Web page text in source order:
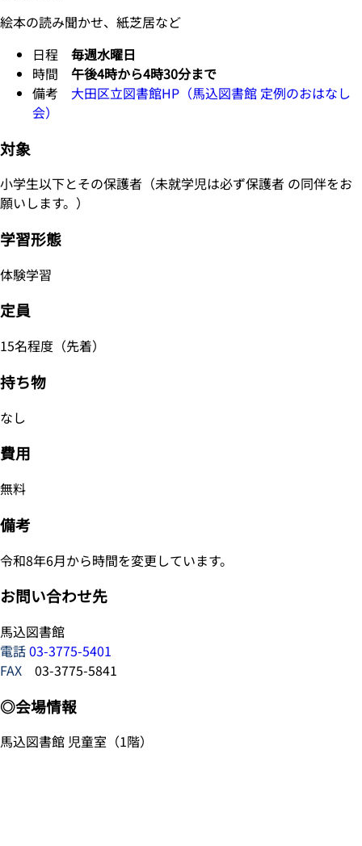
絵本の読み聞かせ、紙芝居など
日程 毎週水曜日
時間 午後4時から4時30分まで
備考 大田区立図書館HP（馬込図書館 定例のおはなし
会）
対象
小学生以下とその保護者（未就学児は必ず保護者 の同伴をお
願いします。）
学習形態
体験学習
定員
15名程度（先着）
持ち物
なし
費用
無料
備考
令和8年6月から時間を変更しています。
お問い合わせ先
馬込図書館
電話03-3775-5401
FAX 03-3775-5841
◎会場情報
馬込図書館 児童室（1階）